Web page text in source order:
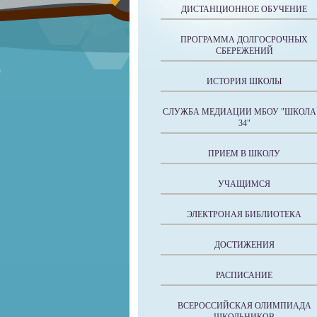
ДИСТАНЦИОННОЕ ОБУЧЕНИЕ
ПРОГРАММА ДОЛГОСРОЧНЫХ
СБЕРЕЖЕНИЙ
ИСТОРИЯ ШКОЛЫ
СЛУЖБА МЕДИАЦИИ МБОУ
34"
ПРИЕМ В ШКОЛУ
УЧАЩИМСЯ
ЭЛЕКТРОНАЯ БИБЛИОТЕКА
ДОСТИЖЕНИЯ
РАСПИСАНИЕ
ВСЕРОССИЙСКАЯ ОЛИМПИАДА